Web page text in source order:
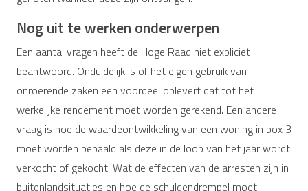
Nog uit te werken onderwerpen
Een aantal vragen heeft de Hoge Raad niet expliciet
beantwoord. Onduidelijk is of het eigen gebruik van
onroerende zaken een voordeel oplevert dat tot het
werkelijke rendement moet worden gerekend. Een andere
vraag is hoe de waardeontwikkeling van een woning in box 3
moet worden bepaald als deze in de loop van het jaar wordt
verkocht of gekocht. Wat de effecten van de arresten zijn in
buitenlandsituaties en hoe de schuldendrempel moet